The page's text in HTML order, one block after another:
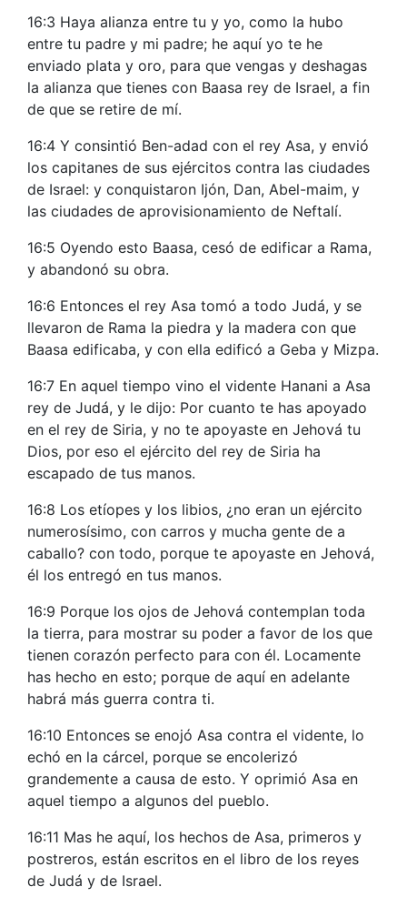
16:3 Haya alianza entre tu y yo, como la hubo
entre tu padre y mi padre; he aquí yo te he
enviado plata y oro, para que vengas y deshagas
la alianza que tienes con Baasa rey de Israel, a fin
de que se retire de mí.
16:4 Y consintió Ben-adad con el rey Asa, y envió
los capitanes de sus ejércitos contra las ciudades
de Israel: y conquistaron Ijón, Dan, Abel-maim, y
las ciudades de aprovisionamiento de Neftalí.
16:5 Oyendo esto Baasa, cesó de edificar a Rama,
y abandonó su obra.
16:6 Entonces el rey Asa tomó a todo Judá, y se
llevaron de Rama la piedra y la madera con que
Baasa edificaba, y con ella edificó a Geba y Mizpa.
16:7 En aquel tiempo vino el vidente Hanani a Asa
rey de Judá, y le dijo: Por cuanto te has apoyado
en el rey de Siria, y no te apoyaste en Jehová tu
Dios, por eso el ejército del rey de Siria ha
escapado de tus manos.
16:8 Los etíopes y los libios, ¿no eran un ejército
numerosísimo, con carros y mucha gente de a
caballo? con todo, porque te apoyaste en Jehová,
él los entregó en tus manos.
16:9 Porque los ojos de Jehová contemplan toda
la tierra, para mostrar su poder a favor de los que
tienen corazón perfecto para con él. Locamente
has hecho en esto; porque de aquí en adelante
habrá más guerra contra ti.
16:10 Entonces se enojó Asa contra el vidente, lo
echó en la cárcel, porque se encolerizó
grandemente a causa de esto. Y oprimió Asa en
aquel tiempo a algunos del pueblo.
16:11 Mas he aquí, los hechos de Asa, primeros y
postreros, están escritos en el libro de los reyes
de Judá y de Israel.